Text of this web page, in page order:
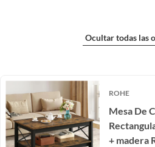
Ocultar todas las
ROHE
Mesa De
+ madera